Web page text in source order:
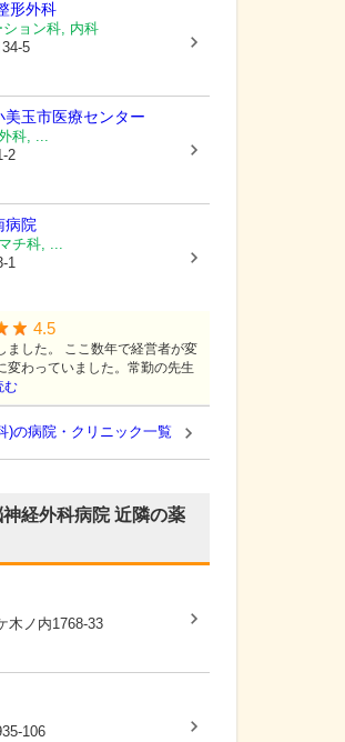
形外科
ョン科, 内科
5
美玉市医療センター
科, ...
2
病院
チ科, ...
1
4.5
ました。 ここ数年で経営者が変
変わっていました。常勤の先生
む
)の病院・クリニック一覧
経外科病院近隣の薬
木ノ内1768-33
106